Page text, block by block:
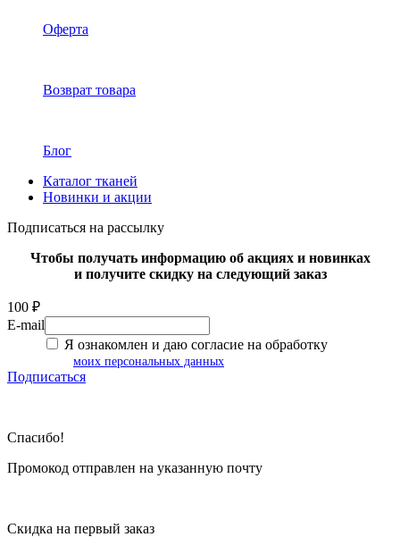
Оферта
Возврат товара
Блог
Каталог тканей
Новинки и акции
Подписаться на рассылку
Чтобы получать информацию об акциях и новинках
и получите скидку на следующий заказ
100 ₽
E-mail
Я ознакомлен и даю согласие на обработку
моих персональных данных
Подписаться
Спасибо!
Промокод отправлен на указанную почту
Скидка на первый заказ